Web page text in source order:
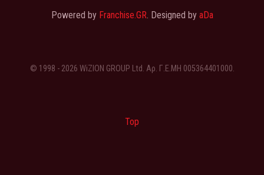
Powered by Franchise.GR . Designed by aDa
© 1998 - 2026 WiZION GROUP Ltd. Αρ. Γ.Ε.ΜΗ 005364401000.
Top